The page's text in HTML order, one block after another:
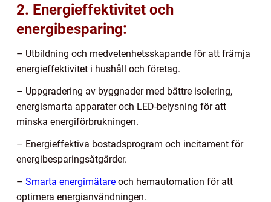
2. Energieffektivitet och
energibesparing:
– Utbildning och medvetenhetsskapande för att främja
energieffektivitet i hushåll och företag.
– Uppgradering av byggnader med bättre isolering,
energismarta apparater och LED-belysning för att
minska energiförbrukningen.
– Energieffektiva bostadsprogram och incitament för
energibesparingsåtgärder.
– Smarta energimätare och hemautomation för att
optimera energianvändningen.